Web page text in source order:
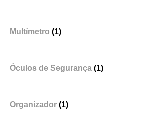
Multímetro (1)
Óculos de Segurança (1)
Organizador (1)